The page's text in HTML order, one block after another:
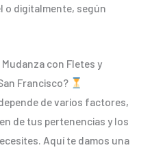
o digitalmente, según
con Fletes y
Francisco?
de varios factores,
de tus pertenencias y los
Aquí te damos una